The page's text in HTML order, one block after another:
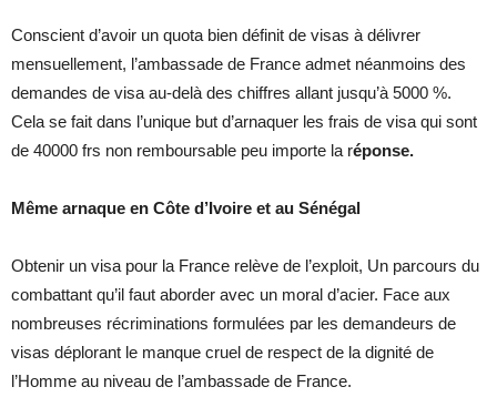
Conscient d’avoir un quota bien définit de visas à délivrer
mensuellement, l’ambassade de France admet néanmoins des
demandes de visa au-delà des chiffres allant jusqu’à 5000 %.
Cela se fait dans l’unique but d’arnaquer les frais de visa qui sont
de 40000 frs non remboursable peu importe la réponse.
Même arnaque en Côte d’Ivoire et au Sénégal
Obtenir un visa pour la France relève de l’exploit, Un parcours du
combattant qu’il faut aborder avec un moral d’acier. Face aux
nombreuses récriminations formulées par les demandeurs de
visas déplorant le manque cruel de respect de la dignité de
l’Homme au niveau de l’ambassade de France.